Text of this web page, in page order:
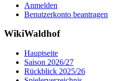
Anmelden
Benutzerkonto beantragen
WikiWaldhof
Hauptseite
Saison 2026/27
Rückblick 2025/26